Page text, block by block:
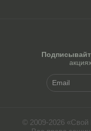
© 2009-2026 «Свой